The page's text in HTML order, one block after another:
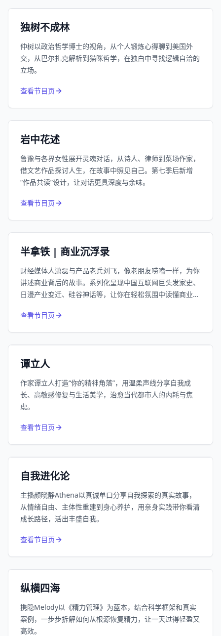
小宇宙 精选
独树不成林
仲树以政治哲学博士的视角，从个人锻炼心得聊到美国外
交，从巴尔扎克解析到猫咪哲学，在独白中寻找逻辑自洽的
立场。
查看节目页
小宇宙 精选
岩中花述
鲁豫与各界女性展开灵魂对话，从诗人、律师到菜场作家，
借文艺作品探讨人生，在故事中照见自己。第七季后新增
“作品共读”设计，让对话更具深度与余味。
查看节目页
小宇宙 精选
半拿铁 | 商业沉浮录
财经媒体人潇磊与产品老兵刘飞，像老朋友唠嗑一样，为你
讲述商业背后的故事。系列化呈现中国互联网巨头发家史、
日漫产业变迁、硅谷神话等，让你在轻松氛围中读懂商业逻
查看节目页
小宇宙
谭立人
作家谭立人打造“你的精神角落”，用温柔声线分享自我成
长、高敏感修复与生活美学，治愈当代都市人的内耗与焦
虑。
查看节目页
小宇宙 精选
自我进化论
主播颜晓静Athena以真诚单口分享自我探索的真实故事，
从情绪自由、主体性重建到身心养护，用亲身实践带你看清
成长路径，活出丰盛自我。
查看节目页
小宇宙 精选
纵横四海
携隐Melody以《精力管理》为蓝本，结合科学框架和真实
案例，一步步拆解如何从根源恢复精力，让一天过得轻盈又
高效。